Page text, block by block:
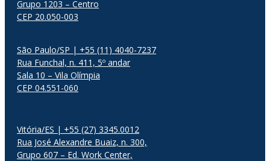
Grupo 1203 – Centro
CEP 20.050-003
São Paulo/SP | +55 (11) 4040-7237
Rua Funchal, n. 411, 5º andar
Sala 10 – Vila Olímpia
CEP 04.551-060
Vitória/ES | +55 (27) 3345.0012
Rua José Alexandre Buaiz, n. 300,
Grupo 607 – Ed. Work Center,